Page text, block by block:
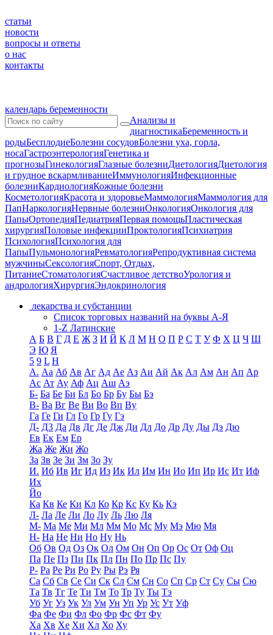
статьи
новости
вопросы и ответы
о нас
контакты
календарь беременности
Анализы и
диагностикаБеременность и
родыБесплодиеБолезни сосудовБолезни уха, горла,
носаГастроэнтерологияГенетика и
прогнозыГинекологияГлазные болезниДиетологияДиетология
и грудное вскармливаниеИммунологияИнфекционные
болезниКардиологияКожные болезни
КосметологияКрасота и здоровьеМаммологияМаммология для
ПапНаркологияНервные болезниОнкологияОнкология для
ПапыОртопедияПедиатрияПервая помощьПластическая
хирургияПоловые инфекцииПроктологияПсихиатрия
ПсихологияПсихология для
ПапыПульмонологияРевматологияРепродуктивная система
мужчиныСексологияСпорт, Отдых,
ПитаниеСтоматологияСчастливое детствоУрология и
андрологияХирургияЭндокринология
лекарства и субстанции
Список торговых названий на буквы А-Я
1-Z Латинские
А Б В Г Д Е Ж З И Й К Л М Н О П Р С Т У Ф Х Ц Ч Ш
Э Ю Я
5 9 L H
А. Аа Аб Ав Аг Ад Ае Аз Аи Ай Ак Ал Ам Ан Ап Ар
Ас Ат Ау Аф Ац Аш Аэ
Б- Ба Бе Би Бл Бо Бр Бу Бы Бэ
В- Ва Вг Ве Ви Во Вп Ву
Га Ге Ги Гл Го Гр Гу Гэ
Д- Д3 Да Дв Дг Де Дж Ди Дл До Др Ду Ды Дэ Дю
Ев Ек Ем Ер
Жа Же Жи Жо
За Зв Зе Зи Зм Зо Зу
И. Иб Ив Иг Ид Из Ик Ил Им Ин Ио Ип Ир Ис Ит Иф
Их
Йо
Ка Кв Ке Ки Кл Ко Кр Кс Ку Кь Кэ
Л- Ла Ле Ли Ло Лу Ль Лю Ля
М- Ма Ме Ми Мл Мм Мо Мс Му Мэ Мю Мя
Н- На Не Ни Но Ну Нь
Об Ов Од Оз Ок Ол Ом Он Оп Ор Ос От Оф Оц
Па Пе Пз Пи Пк Пл Пн По Пр Пс Пу
Р- Ра Ре Ри Ро Ру Ры Рэ Ря
Са Сб Св Се Си Ск Сл См Сн Со Сп Ср Ст Су Сы Сю
Та Тв Тг Те Ти Тм То Тр Ту Ты Тэ
Уб Уг Уз Ук Ул Ум Ун Уп Ур Ус Ут Уф
Фа Фе Фи Фл Фо Фр Фс Фт Фу
Ха Хв Хе Хи Хл Хо Ху